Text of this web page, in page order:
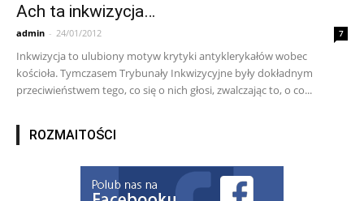
Ach ta inkwizycja…
admin - 24/01/2012 7
Inkwizycja to ulubiony motyw krytyki antyklerykałów wobec
kościoła. Tymczasem Trybunały Inkwizycyjne były dokładnym
przeciwieństwem tego, co się o nich głosi, zwalczając to, o co...
ROZMAITOŚCI